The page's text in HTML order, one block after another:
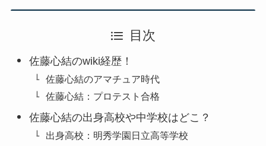
目次
佐藤心結のwiki経歴！
佐藤心結のアマチュア時代
佐藤心結：プロテスト合格
佐藤心結の出身高校や中学校はどこ？
出身高校：明秀学園日立高等学校